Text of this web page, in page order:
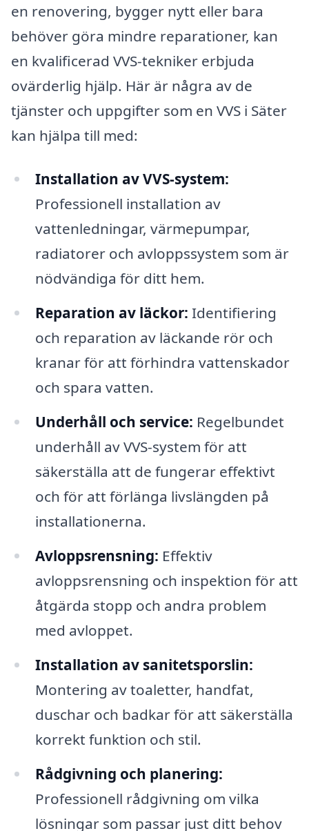
en renovering, bygger nytt eller bara
behöver göra mindre reparationer, kan
en kvalificerad VVS-tekniker erbjuda
ovärderlig hjälp. Här är några av de
tjänster och uppgifter som en VVS i Säter
kan hjälpa till med:
Installation av VVS-system:
Professionell installation av
vattenledningar, värmepumpar,
radiatorer och avloppssystem som är
nödvändiga för ditt hem.
Reparation av läckor: Identifiering
och reparation av läckande rör och
kranar för att förhindra vattenskador
och spara vatten.
Underhåll och service: Regelbundet
underhåll av VVS-system för att
säkerställa att de fungerar effektivt
och för att förlänga livslängden på
installationerna.
Avloppsrensning: Effektiv
avloppsrensning och inspektion för att
åtgärda stopp och andra problem
med avloppet.
Installation av sanitetsporslin:
Montering av toaletter, handfat,
duschar och badkar för att säkerställa
korrekt funktion och stil.
Rådgivning och planering:
Professionell rådgivning om vilka
lösningar som passar just ditt behov